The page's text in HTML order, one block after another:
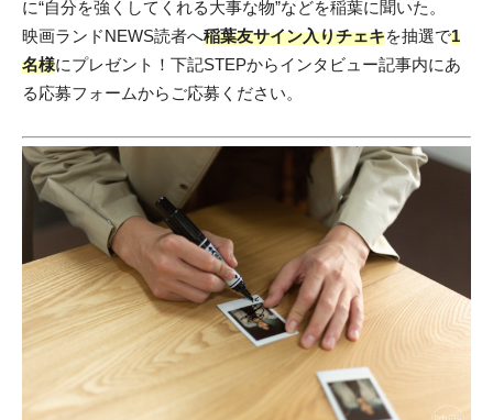
に“自分を強くしてくれる大事な物”などを稲葉に聞いた。
映画ランドNEWS読者へ稲葉友サイン入りチェキを抽選で1
名様にプレゼント！下記STEPからインタビュー記事内にあ
る応募フォームからご応募ください。